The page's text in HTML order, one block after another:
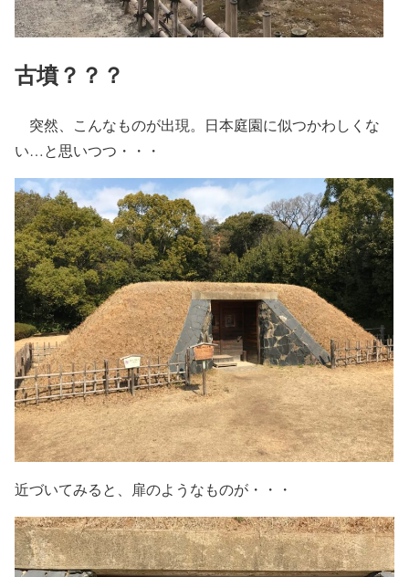
古墳？？？
突然、こんなものが出現。日本庭園に似つかわしくな
い…と思いつつ・・・
近づいてみると、扉のようなものが・・・